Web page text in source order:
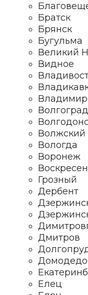
Братск
Брянск
Бугульма
Великий
Видное
Владимир
Волгоград
Волжский
Вологда
Воронеж
Грозный
Дербент
Дмитров
Елец